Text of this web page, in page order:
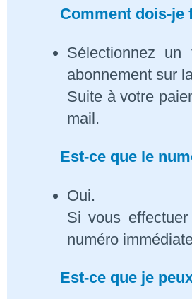
Comment dois-je
Sélectionnez
abonnement sur
Suite à votre
mail.
Est-ce que le
Oui.
Si vous
numéro
Est-ce que je